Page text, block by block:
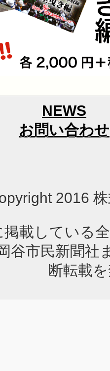
NEWS
お問い合わせ
2016
載している
谷市民新聞社
断転載